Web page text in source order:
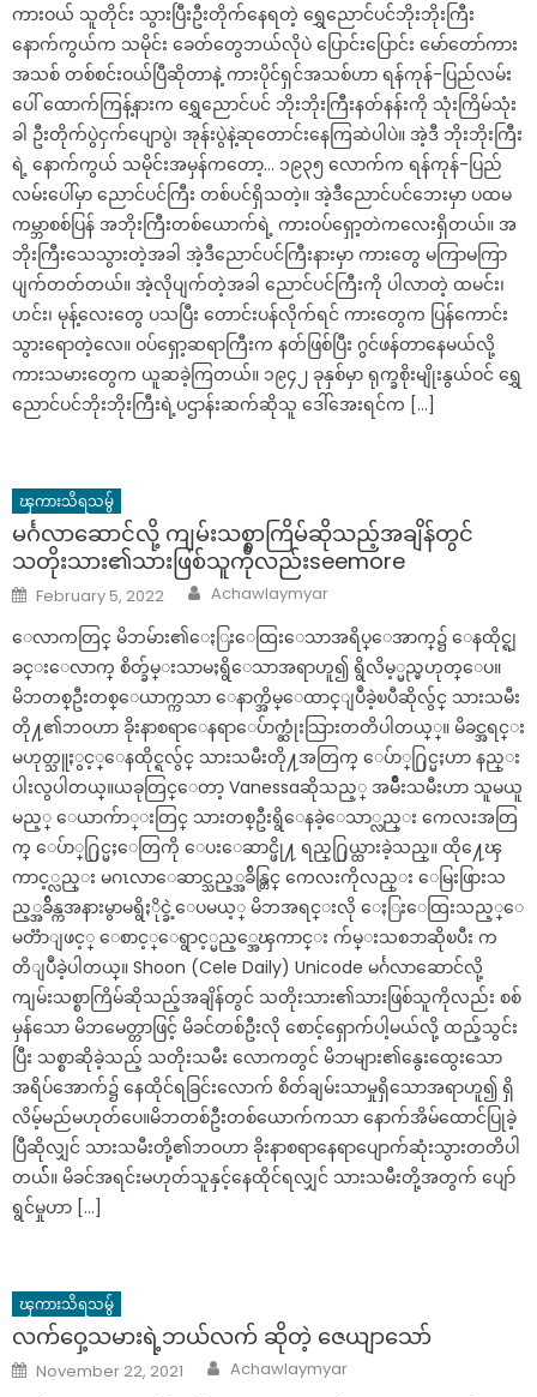
ကားဝယ် သူတိုင်း သွားပြီးဦးတိုက်နေရတဲ့ ရွှေညောင်ပင်ဘိုးဘိုးကြီး
နောက်ကွယ်က သမိုင်း ခေတ်တွေဘယ်လိုပဲ ပြောင်းပြောင်း မော်တော်ကား
အသစ် တစ်စင်းဝယ်ပြီဆိုတာနဲ့ ကားပိုင်ရှင်အသစ်ဟာ ရန်ကုန်-ပြည်လမ်း
ပေါ် ထောက်ကြန့်နားက ရွှေညောင်ပင် ဘိုးဘိုးကြီးနတ်နန်းကို သုံးကြိမ်သုံး
ခါ ဦးတိုက်ပွဲငှက်ပျောပွဲ၊ အုန်းပွဲနဲ့ဆုတောင်းနေကြဆဲပါပဲ။ အဲ့ဒီ ဘိုးဘိုးကြီး
ရဲ့ နောက်ကွယ် သမိုင်းအမှန်ကတော့… ၁၉၃၅ လောက်က ရန်ကုန်-ပြည်
လမ်းပေါ်မှာ ညောင်ပင်ကြီး တစ်ပင်ရှိသတဲ့။ အဲ့ဒီညောင်ပင်ဘေးမှာ ပထမ
ကမ္ဘာစစ်ပြန် အဘိုးကြီးတစ်ယောက်ရဲ့ ကားဝပ်ရှော့တဲကလေးရှိတယ်။ အ
ဘိုးကြီးသေသွားတဲ့အခါ အဲ့ဒီညောင်ပင်ကြီးနားမှာ ကားတွေ မကြာမကြာ
ပျက်တတ်တယ်။ အဲ့လိုပျက်တဲ့အခါ ညောင်ပင်ကြီးကို ပါလာတဲ့ ထမင်း၊
ဟင်း၊ မုန့်လေးတွေ ပသပြီး တောင်းပန်လိုက်ရင် ကားတွေက ပြန်ကောင်း
သွားရောတဲ့လေ။ ဝပ်ရှော့ဆရာကြီးက နတ်ဖြစ်ပြီး ဂွင်ဖန်တာနေမယ်လို့
ကားသမားတွေက ယူဆခဲ့ကြတယ်။ ၁၉၄၂ ခုနှစ်မှာ ရုက္ခစိုးမျိုးနွယ်ဝင် ရွှေ
ညောင်ပင်ဘိုးဘိုးကြီးရဲ့ပဌာန်းဆက်ဆိုသူ ဒေါ်အေးရင်က […]
ၾကားသိရသမွ်
မင်္ဂလာဆောင်လို့ ကျမ်းသစ္စာကြိမ်ဆိုသည့်အချိန်တွင်
သတိုးသား၏သားဖြစ်သူကိုလည်းseemore
Posted
on
February 5, 2022 Author
Achawlaymyar
ေလာကတြင္ မိဘမ်ား၏ေႏြးေထြးေသာအရိပ္ေအာက္၌ ေနထိုင္ရျ
ခင္းေလာက္ စိတ္ခ်မ္းသာမႈရွိေသာအရာဟူ၍ ရွိလိမ့္မည္မဟုတ္ေပ။
မိဘတစ္ဦးတစ္ေယာက္ကသာ ေနာက္အိမ္ေထာင္ျပဳခဲ့ၿပီဆိုလွ်င္ သားသမီး
တို႔၏ဘဝဟာ ခိုးနာစရာေနရာေပ်ာက္ဆုံးသြားတတိပါတယ္္။ မိခင္အရင္း
မဟုတ္သူႏွင့္ေနထိုင္ရလွ်င္ သားသမီးတို႔အတြက္ ေပ်ာ္႐ြင္မႈဟာ နည္း
ပါးလွပါတယ္။ယခုတြင္ေတာ့ Vanessaဆိုသည့္ အမ်ိဳးသမီးဟာ သူမယူ
မည့္ ေယာက်ာ္းတြင္ သားတစ္ဦးရွိေနခဲ့ေသာ္လည္း ကေလးအတြ
က္ ေပ်ာ္႐ြင္မႈေတြကို ေပးေဆာင္ဖို႔ ရည္႐ြယ္ထားခဲ့သည္။ ထို႔ေၾ
ကာင့္လည္း မဂၤလာေဆာင္သည့္အခ်ိန္တြင္ ကေလးကိုလည္း ေမြးဖြားသ
ည့္အခ်ိန္ကအနားမွာမရွိႏိုင္ခဲ့ေပမယ့္ မိဘအရင္းလို ေႏြးေထြးသည့္ေ
မတၱာျဖင့္ ေစာင့္ေရွာင့္မည့္အေၾကာင္း က်မ္းသစၥာဆိုၿပီး က
တိျပဳခဲ့ပါတယ္။ Shoon (Cele Daily) Unicode မင်္ဂလာဆောင်လို့
ကျမ်းသစ္စာကြိမ်ဆိုသည့်အချိန်တွင် သတိုးသား၏သားဖြစ်သူကိုလည်း စစ်
မှန်သော မိဘမေတ္တာဖြင့် မိခင်တစ်ဦးလို စောင့်ရှောက်ပါ့မယ်လို့ ထည့်သွင်း
ပြီး သစ္စာဆိုခဲ့သည့် သတိုးသမီး လောကတွင် မိဘများ၏နွေးထွေးသော
အရိပ်အောက်၌ နေထိုင်ရခြင်းလောက် စိတ်ချမ်းသာမှုရှိသောအရာဟူ၍ ရှိ
လိမ့်မည်မဟုတ်ပေ။မိဘတစ်ဦးတစ်ယောက်ကသာ နောက်အိမ်ထောင်ပြုခဲ့
ပြီဆိုလျှင် သားသမီးတို့၏ဘဝဟာ ခိုးနာစရာနေရာပျောက်ဆုံးသွားတတိပါ
တယ််။ မိခင်အရင်းမဟုတ်သူနှင့်နေထိုင်ရလျှင် သားသမီးတို့အတွက် ပျော်
ရွင်မှုဟာ […]
ၾကားသိရသမွ်
လက်ဝှေ့သမားရဲ့ဘယ်လက် ဆိုတဲ့ ဇေယျာသော်
Posted
on
November 22, 2021 Author
Achawlaymyar